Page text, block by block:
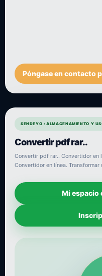
Póngase en contacto
SENDEYO : ALMACENAMIENTO Y
Convertir pdf rar..
Convertir pdf rar.. Convertidor en
Convertidor en línea. Transformar
Mi espacio